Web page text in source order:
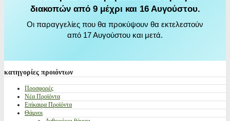
διακοπών από 9 μέχρι και 16 Αυγούστου.
Οι παραγγελίες που θα προκύψουν θα εκτελεστούν
από 17 Αυγούστου και μετά.
κατηγορίες προιόντων
Προσφορές
Νέα Προϊόντα
Επίκαιρα Προϊόντα
Θάμνοι